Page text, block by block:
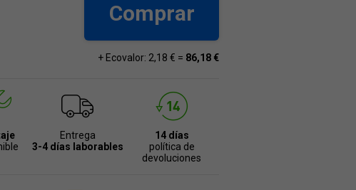
Comprar
+ Ecovalor: 2,18 € = 86,18 €
Entrega
3-4 días laborables
14 días
política de
devoluciones